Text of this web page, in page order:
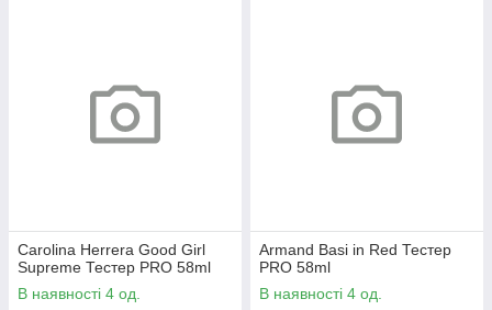
Carolina Herrera Good Girl
Supreme Тестер PRO 58ml
В наявності 4 од.
Armand Basi in Red Тестер
PRO 58ml
В наявності 4 од.